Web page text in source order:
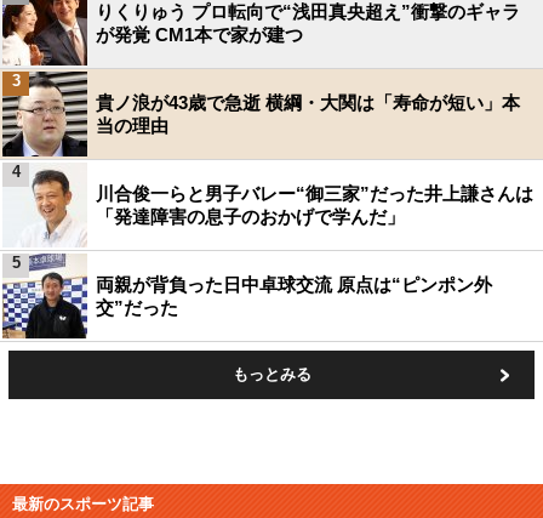
りくりゅう プロ転向で“浅田真央超え”衝撃のギャラ
が発覚 CM1本で家が建つ
貴ノ浪が43歳で急逝 横綱・大関は「寿命が短い」本
当の理由
3
川合俊一らと男子バレー“御三家”だった井上謙さんは
「発達障害の息子のおかげで学んだ」
4
両親が背負った日中卓球交流 原点は“ピンポン外
交”だった
5
もっとみる
最新のスポーツ記事